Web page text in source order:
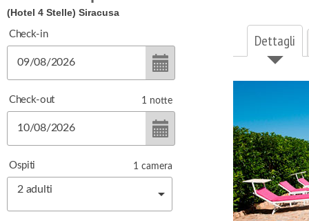
(Hotel 4 Stelle) Siracusa
Dettagli
Check-in
Check-out 1 notte
Ospiti
2 adulti
1 camera